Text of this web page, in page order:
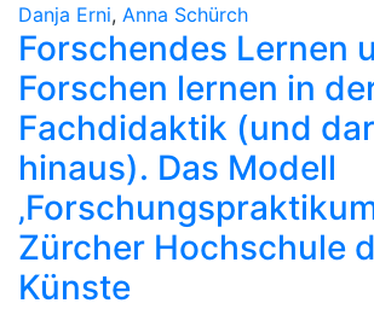
Danja Erni, Anna Schürch
Forschendes Lernen
Forschen lernen in
Fachdidaktik (und
hinaus). Das Modell
Zürcher Hochschule
Künste